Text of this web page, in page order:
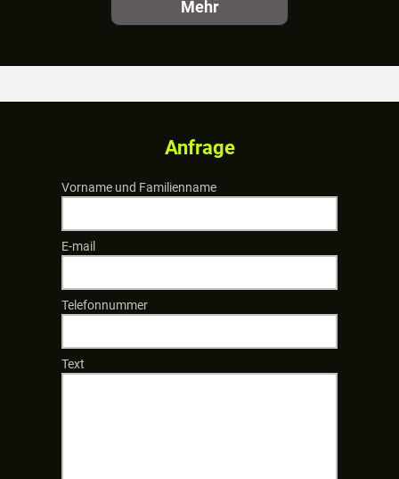
Mehr
Anfrage
Vorname und Familienname
E-mail
Telefonnummer
Text